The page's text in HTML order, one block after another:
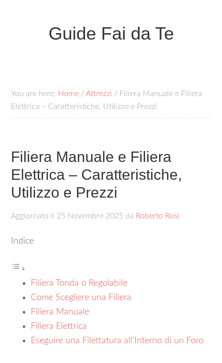
Guide Fai da Te
You are here: Home / Attrezzi / Filiera Manuale e Filiera
Elettrica – Caratteristiche, Utilizzo e Prezzi
Filiera Manuale e Filiera
Elettrica – Caratteristiche,
Utilizzo e Prezzi
Aggiornato il 25 Novembre 2025 da Roberto Rosi
Indice
Filiera Tonda o Regolabile
Come Scegliere una Filiera
Filiera Manuale
Filiera Elettrica
Eseguire una Filettatura all’Interno di un Foro